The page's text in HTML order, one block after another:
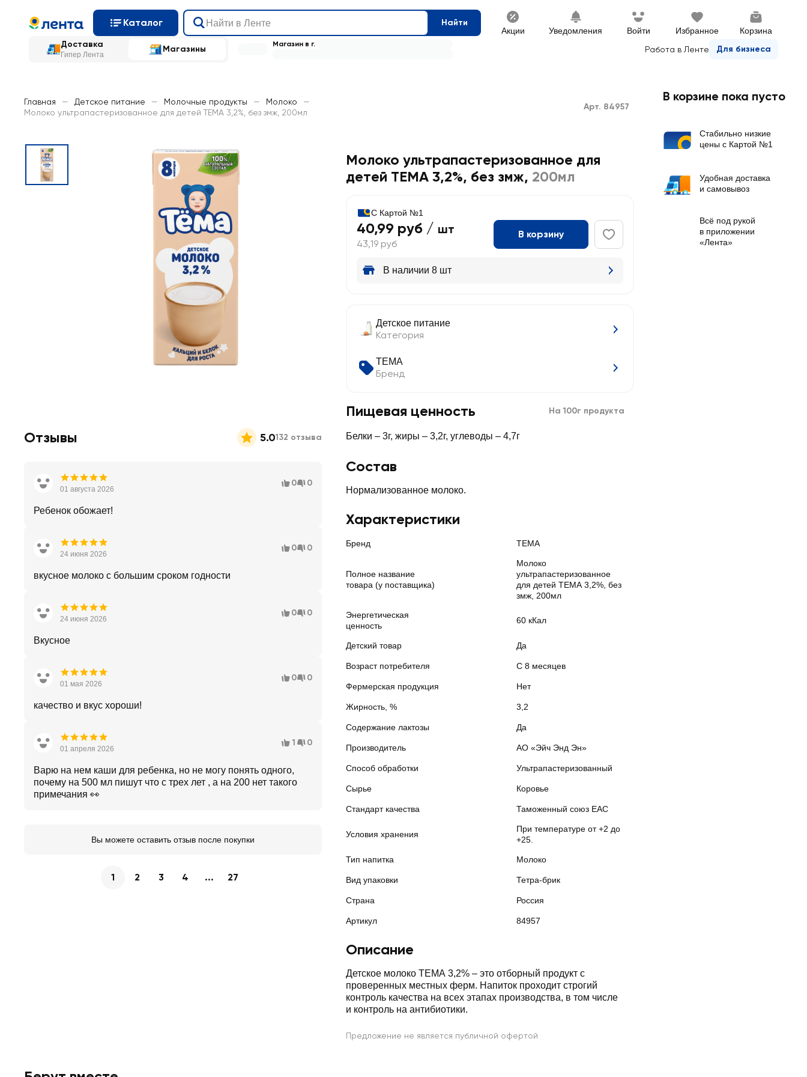
Каталог Найти
Акции Уведомления Войти Избранное Корзина
Доставка
Гипер Лента
Магазины Работа в Ленте Для бизнеса
Магазин в г.
Главная — Детское питание — Молочные продукты — Молоко
—
Молоко ультрапастеризованное для детей ТЕМА 3,2%, без змж, 200мл
Арт. 84957
Молоко ультрапастеризованное для
детей ТЕМА 3,2%, без змж, 200мл
С Картой №1
40,99 руб / шт
43,19 руб
В корзину
В наличии 8 шт
Детское питание
Категория
ТЕМА
Бренд
Пищевая ценность На 100г продукта
Белки – 3г, жиры – 3,2г, углеводы – 4,7г
Состав
Нормализованное молоко.
Характеристики
Бренд ТЕМА
Полное название
товара (у поставщика)
Молоко
ультрапастеризованное
для детей ТЕМА 3,2%, без
змж, 200мл
Энергетическая
ценность
60 кКал
Детский товар Да
Возраст потребителя С 8 месяцев
Фермерская продукция Нет
Жирность, % 3,2
Содержание лактозы Да
Производитель АО «Эйч Энд Эн»
Способ обработки Ультрапастеризованный
Сырье Коровье
Стандарт качества Таможенный союз EAC
Условия хранения
При температуре от +2 до
+25.
Тип напитка Молоко
Вид упаковки Тетра-брик
Страна Россия
Артикул 84957
Описание
Детское молоко ТЕМА 3,2% – это отборный продукт с
проверенных местных ферм. Напиток проходит строгий
контроль качества на всех этапах производства, в том числе
и контроль на антибиотики.
Предложение не является публичной офертой
Отзывы 5.0132 отзыва
01 августа 2026
0 0
Ребенок обожает!
24 июня 2026
0 0
вкусное молоко с большим сроком годности
24 июня 2026
0 0
Вкусное
01 мая 2026
0 0
качество и вкус хороши!
01 апреля 2026
1 0
Варю на нем каши для ребенка, но не могу понять одного,
почему на 500 мл пишут что с трех лет , а на 200 нет такого
примечания 👀
Вы можете оставить отзыв после покупки
1 2 3 4 ... 27
В корзине пока пусто
Стабильно низкие
цены с Картой №1
Удобная доставка
и самовывоз
Всё под рукой
в приложении
«Лента»